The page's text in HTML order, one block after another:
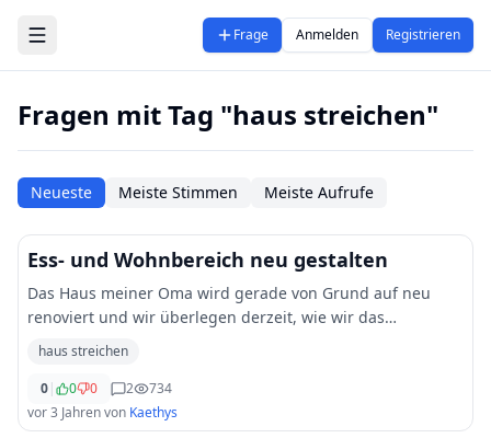
Zum Hauptinhalt springen
Frage Anmelden Registrieren
Fragen mit Tag "haus streichen"
Neueste Meiste Stimmen Meiste Aufrufe
Ess- und Wohnbereich neu gestalten
Das Haus meiner Oma wird gerade von Grund auf neu
renoviert und wir überlegen derzeit, wie wir das
Esszimmer bzw. den Wohnbereich am besten gestalten.
haus streichen
0| 0 0 2
734
vor 3 Jahrenvon Kaethys